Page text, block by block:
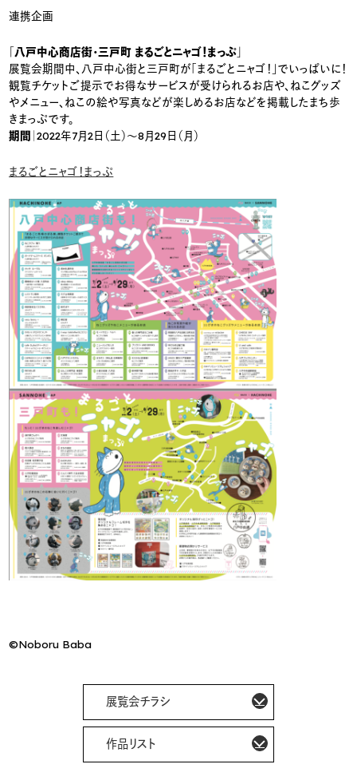
連携企画
「八戸中心商店街・三戸町 まるごとニャゴ！まっぷ」
展覧会期間中、八戸中心街と三戸町が「まるごとニャゴ！」でいっぱいに！
観覧チケットご提示でお得なサービスが受けられるお店や、ねこグッズ
やメニュー、ねこの絵や写真などが楽しめるお店などを掲載したまち歩
きまっぷです。
期間 ｜2022年7月2日（土）〜8月29日（月）
まるごとニャゴ！まっぷ
©Noboru Baba
展覧会チラシ
作品リスト